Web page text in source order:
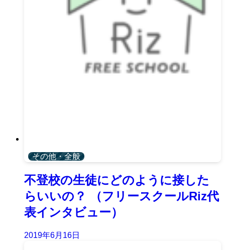
その他・全般
不登校の生徒にどのように接した
らいいの？ （フリースクールRiz代
表インタビュー）
2019年6月16日